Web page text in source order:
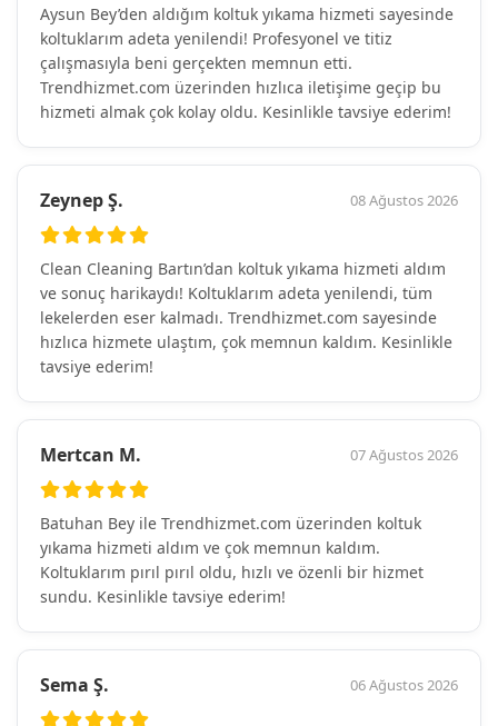
Aysun Bey’den aldığım koltuk yıkama hizmeti sayesinde
koltuklarım adeta yenilendi! Profesyonel ve titiz
çalışmasıyla beni gerçekten memnun etti.
Trendhizmet.com üzerinden hızlıca iletişime geçip bu
hizmeti almak çok kolay oldu. Kesinlikle tavsiye ederim!
Zeynep Ş. 08 Ağustos 2026
Clean Cleaning Bartın’dan koltuk yıkama hizmeti aldım
ve sonuç harikaydı! Koltuklarım adeta yenilendi, tüm
lekelerden eser kalmadı. Trendhizmet.com sayesinde
hızlıca hizmete ulaştım, çok memnun kaldım. Kesinlikle
tavsiye ederim!
Mertcan M. 07 Ağustos 2026
Batuhan Bey ile Trendhizmet.com üzerinden koltuk
yıkama hizmeti aldım ve çok memnun kaldım.
Koltuklarım pırıl pırıl oldu, hızlı ve özenli bir hizmet
sundu. Kesinlikle tavsiye ederim!
Sema Ş. 06 Ağustos 2026